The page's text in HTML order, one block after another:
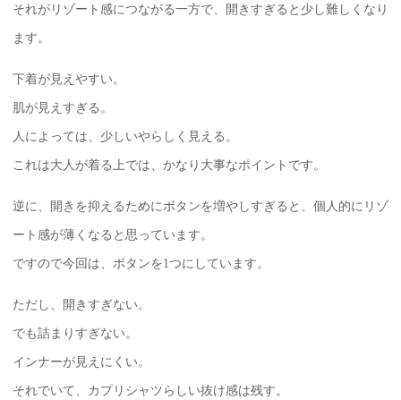
それがリゾート感につながる一方で、開きすぎると少し難しくなり
ます。
下着が見えやすい。
肌が見えすぎる。
人によっては、少しいやらしく見える。
これは大人が着る上では、かなり大事なポイントです。
逆に、開きを抑えるためにボタンを増やしすぎると、個人的にリゾ
ート感が薄くなると思っています。
ですので今回は、ボタンを1つにしています。
ただし、開きすぎない。
でも詰まりすぎない。
インナーが見えにくい。
それでいて、カプリシャツらしい抜け感は残す。